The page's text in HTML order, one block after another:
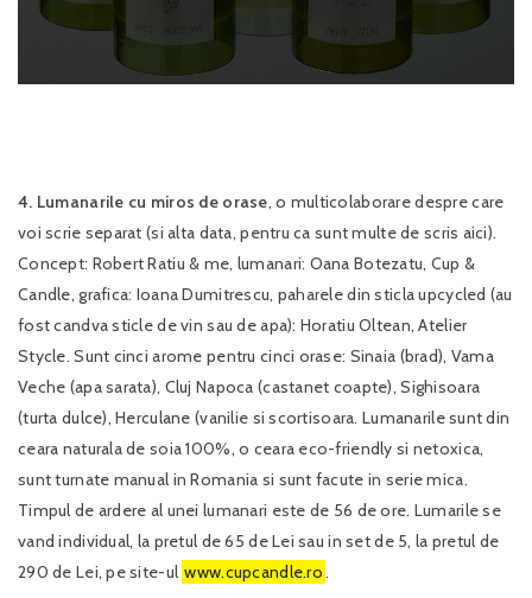
4. Lumanarile cu miros de orase, o multicolaborare despre care
voi scrie separat (si alta data, pentru ca sunt multe de scris aici).
Concept: Robert Ratiu & me, lumanari: Oana Botezatu, Cup &
Candle, grafica: Ioana Dumitrescu, paharele din sticla upcycled (au
fost candva sticle de vin sau de apa): Horatiu Oltean, Atelier
Stycle. Sunt cinci arome pentru cinci orase: Sinaia (brad), Vama
Veche (apa sarata), Cluj Napoca (castanet coapte), Sighisoara
(turta dulce), Herculane (vanilie si scortisoara. Lumanarile sunt din
ceara naturala de soia 100%, o ceara eco-friendly si netoxica,
sunt turnate manual in Romania si sunt facute in serie mica.
Timpul de ardere al unei lumanari este de 56 de ore. Lumarile se
vand individual, la pretul de 65 de Lei sau in set de 5, la pretul de
290 de Lei, pe site-ul www.cupcandle.ro .